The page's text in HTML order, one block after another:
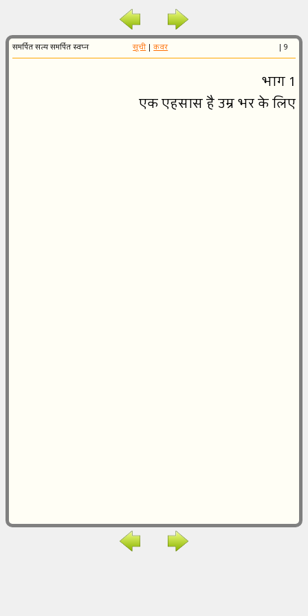
समर्पित सत्य समर्पित स्वप्न सूची|कवर | 9
भाग 1
एक एहसास है उम्र भर के लिए